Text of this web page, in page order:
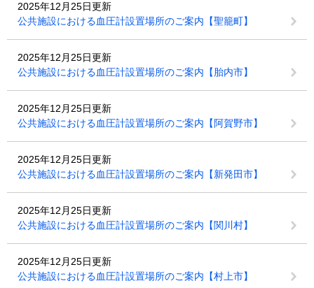
2025年12月25日更新
公共施設における血圧計設置場所のご案内【聖籠町】
2025年12月25日更新
公共施設における血圧計設置場所のご案内【胎内市】
2025年12月25日更新
公共施設における血圧計設置場所のご案内【阿賀野市】
2025年12月25日更新
公共施設における血圧計設置場所のご案内【新発田市】
2025年12月25日更新
公共施設における血圧計設置場所のご案内【関川村】
2025年12月25日更新
公共施設における血圧計設置場所のご案内【村上市】